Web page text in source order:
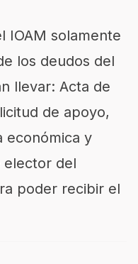
IOAM solamente
los deudos del
llevar: Acta de
de apoyo,
económica y
elector del
poder recibir el